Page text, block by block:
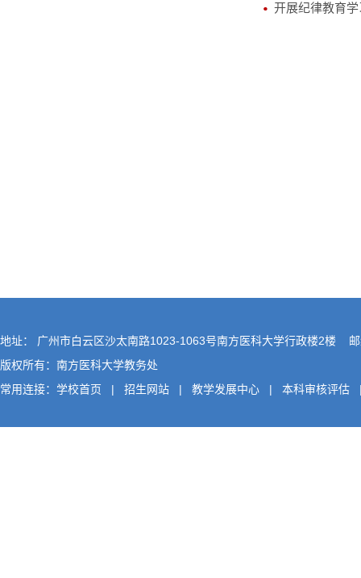
开展纪律教育
地址： 广州市白云区沙太南路1023-1063号南方医科大学行政楼2楼
版权所有：南方医科大学教务处
常用连接： 学校首页 | 招生网站 | 教学发展中心 | 本科审核评估